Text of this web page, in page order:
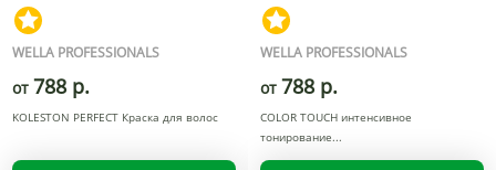
WELLA PROFESSIONALS
от 788 р.
KOLESTON PERFECT Краска для волос
WELLA PROFESSIONALS
от 788 р.
COLOR TOUCH интенсивное
тонирование